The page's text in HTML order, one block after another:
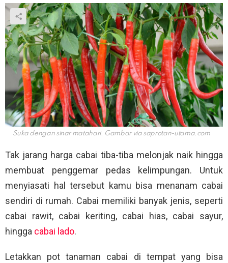
Suka dengan sinar matahari. Gambar via saprotan-utama.com
Tak jarang harga cabai tiba-tiba melonjak naik hingga
membuat penggemar pedas kelimpungan. Untuk
menyiasati hal tersebut kamu bisa menanam cabai
sendiri di rumah. Cabai memiliki banyak jenis, seperti
cabai rawit, cabai keriting, cabai hias, cabai sayur,
hingga cabai lado.
Letakkan pot tanaman cabai di tempat yang bisa